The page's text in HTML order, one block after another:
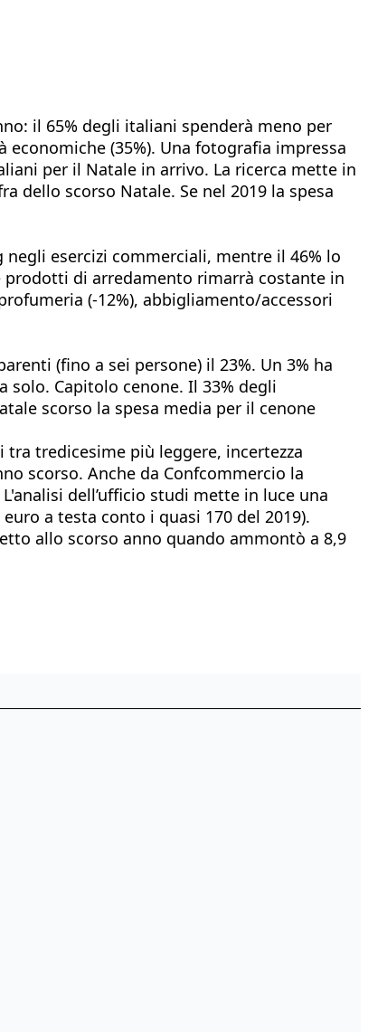
il 65% degli italiani spenderà meno per
(35%). Una fotografia impressa
per il Natale in arrivo. La ricerca mette in
dello scorso Natale. Se nel 2019 la spesa
esercizi commerciali, mentre il 46% lo
di arredamento rimarrà costante in
(-12%), abbigliamento/accessori
(fino a sei persone) il 23%. Un 3% ha
solo. Capitolo cenone. Il 33% degli
scorso la spesa media per il cenone
tra tredicesime più leggere, incertezza
scorso. Anche da Confcommercio la
dell’ufficio studi mette in luce una
a testa conto i quasi 170 del 2019).
allo scorso anno quando ammontò a 8,9